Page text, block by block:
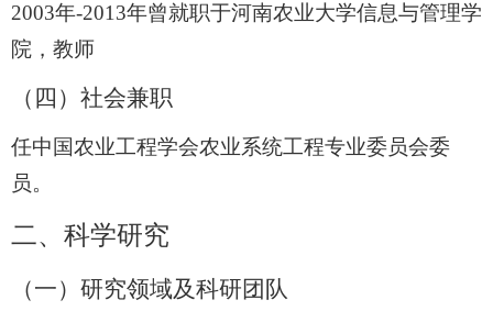
2003年-2013年曾就职于河南农业大学信息与管理学
院，教师
（四） 社会兼职
任中国农业工程学会农业系统工程专业委员会委
员。
二、科学研究
（一）研究领域及科研团队